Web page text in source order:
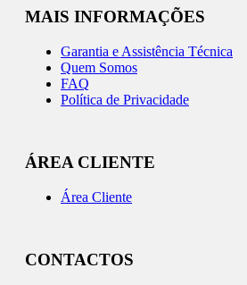
MAIS INFORMAÇÕES
Garantia e Assistência Técnica
Quem Somos
FAQ
Política de Privacidade
ÁREA CLIENTE
Área Cliente
CONTACTOS